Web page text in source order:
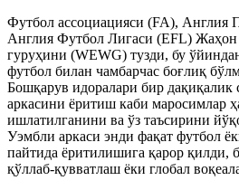
Футбол ассоциацияси (FA), Англия
Англия Футбол Лигаси (EFL)
гуруҳини (WEWG) тузди, бу
футбол билан чамбарчас боғлиқ
Бошқарув идоралари бир дақиқалик
аркасини ёритиш каби маросимлар
ишлатилганини ва ўз таъсирини
Уэмбли аркаси энди фақат футбол
пайтида ёритилишига қарор қилди,
қўллаб-қувватлаш ёки глобал